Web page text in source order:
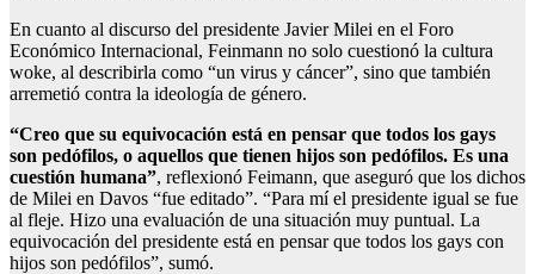
En cuanto al discurso del presidente Javier Milei en el Foro
Económico Internacional, Feinmann no solo cuestionó la cultura
woke, al describirla como “un virus y cáncer”, sino que también
arremetió contra la ideología de género.
“Creo que su equivocación está en pensar que todos los gays
son pedófilos, o aquellos que tienen hijos son pedófilos. Es una
cuestión humana”, reflexionó Feimann, que aseguró que los dichos
de Milei en Davos “fue editado”. “Para mí el presidente igual se fue
al fleje. Hizo una evaluación de una situación muy puntual. La
equivocación del presidente está en pensar que todos los gays con
hijos son pedófilos”, sumó.